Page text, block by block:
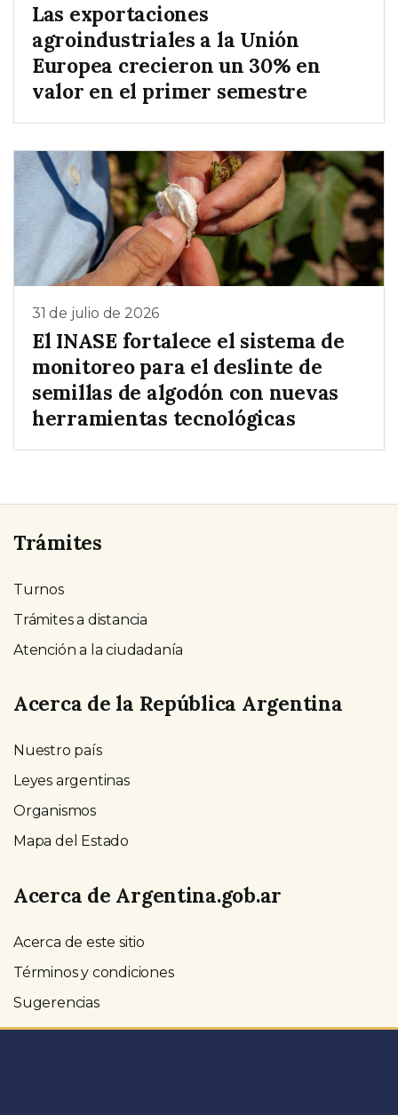
Las exportaciones
agroindustriales a la Unión
Europea crecieron un 30% en
valor en el primer semestre
31 de julio de 2026
El INASE fortalece el sistema de
monitoreo para el deslinte de
semillas de algodón con nuevas
herramientas tecnológicas
Trámites
Turnos
Trámites a distancia
Atención a la ciudadanía
Acerca de la República Argentina
Nuestro país
Leyes argentinas
Organismos
Mapa del Estado
Acerca de Argentina.gob.ar
Acerca de este sitio
Términos y condiciones
Sugerencias